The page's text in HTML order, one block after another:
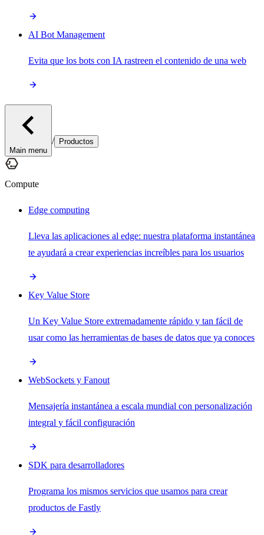
AI Bot Management
Evita que los bots con IA rastreen el contenido de una web
Main menu
/ Productos
Compute
Edge computing
Lleva las aplicaciones al edge: nuestra plataforma instantánea
te ayudará a crear experiencias increíbles para los usuarios
Key Value Store
Un Key Value Store extremadamente rápido y tan fácil de
usar como las herramientas de bases de datos que ya conoces
WebSockets y Fanout
Mensajería instantánea a escala mundial con personalización
integral y fácil configuración
SDK para desarrolladores
Programa los mismos servicios que usamos para crear
productos de Fastly